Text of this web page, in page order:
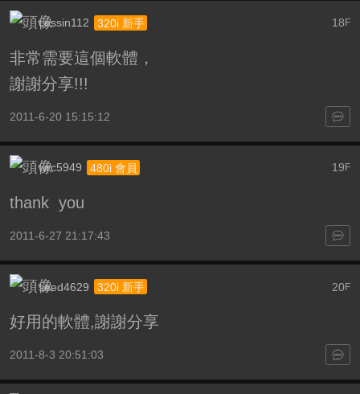
18 F
cossin112 320i 新手
非常需要這個軟體，
謝謝分享!!!
2011-6-20 15:15:12
19 F
wrc5949 480i 會員
thank you
2011-6-27 21:17:43
20F
seed4629 320i 新手
好用的軟體,謝謝分享
2011-8-3 20:51:03